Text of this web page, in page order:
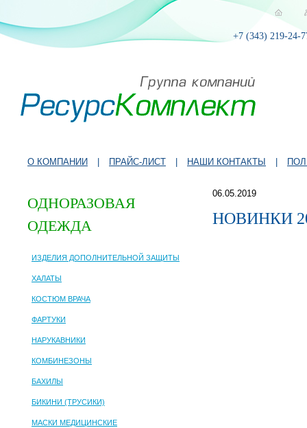
+7 (343) 219-24-
О КОМПАНИИ ПРАЙС-ЛИСТ НАШИ КОНТАКТЫ
ОДНОРАЗОВАЯ
ОДЕЖДА
ИЗДЕЛИЯ ДОПОЛНИТЕЛЬНОЙ ЗАЩИТЫ
ХАЛАТЫ
КОСТЮМ ВРАЧА
ФАРТУКИ
НАРУКАВНИКИ
КОМБИНЕЗОНЫ
БАХИЛЫ
БИКИНИ (ТРУСИКИ)
МАСКИ МЕДИЦИНСКИЕ
06.05.2019
НОВИНКИ